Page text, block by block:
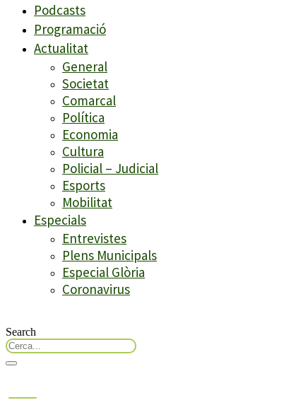
Podcasts
Programació
Actualitat
General
Societat
Comarcal
Política
Economia
Cultura
Policial – Judicial
Esports
Mobilitat
Especials
Entrevistes
Plens Municipals
Especial Glòria
Coronavirus
Search